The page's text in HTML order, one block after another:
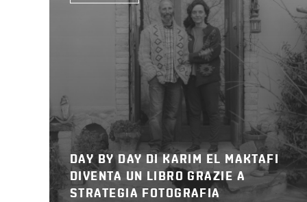
DAY BY DAY DI KARIM EL MAKTAFI
DIVENTA UN LIBRO GRAZIE A
STRATEGIA FOTOGRAFIA